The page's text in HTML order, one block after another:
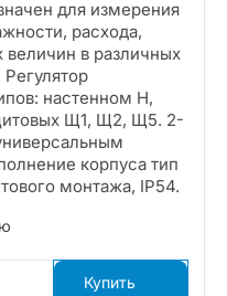
для измерения
расхода,
величин в различных
настенном Н,
Щ1, Щ2, Щ5. 2-
корпуса тип
монтажа, IP54.
Купить